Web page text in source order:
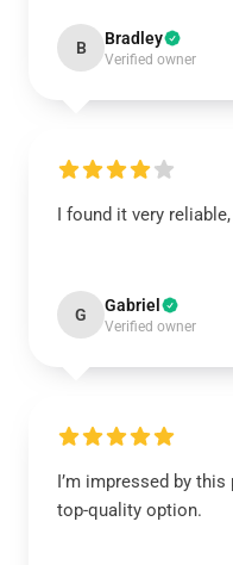
B Bradley
Verified owner
I found it very
G Gabriel
Verified owner
I’m impressed by this
top-quality option.